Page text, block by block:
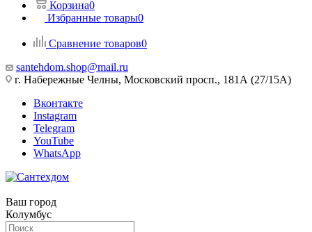
Корзина0
Избранные товары0
Сравнение товаров0
santehdom.shop@mail.ru
г. Набережные Челны, Московский просп., 181А (27/15А)
Вконтакте
Instagram
Telegram
YouTube
WhatsApp
Ваш город
Колумбус